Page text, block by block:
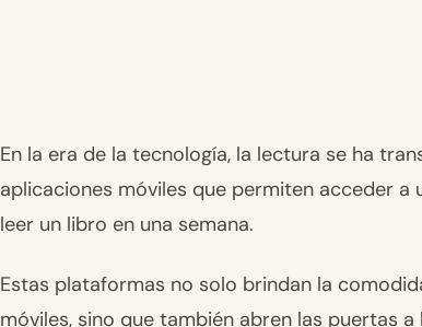
En la era de la tecnología, la lectura se ha
aplicaciones móviles que permiten acceder
leer un libro en una semana.
Estas plataformas no solo brindan la
móviles, sino que también abren las puertas